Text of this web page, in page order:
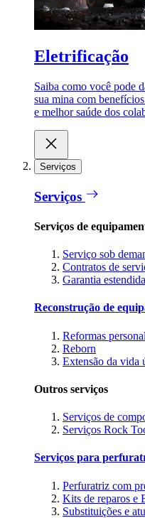
Eletrificação
Saiba como você pode
sua mina com
e melhor saúde dos
Serviços
Serviços
Serviços de
Serviço sob
Contratos de
Garantia estendida
Reconstrução de
Reformas
Reborn
Extensão da vida
Outros serviços
Serviços de
Serviços Rock
Serviços para
Perfuratriz com
Kits de reparos e
Substituições e